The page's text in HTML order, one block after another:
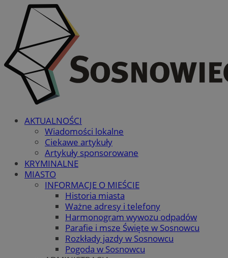
AKTUALNOŚCI
Wiadomości lokalne
Ciekawe artykuły
Artykuły sponsorowane
KRYMINALNE
MIASTO
INFORMACJE O MIEŚCIE
Historia miasta
Ważne adresy i telefony
Harmonogram wywozu odpadów
Parafie i msze Święte w Sosnowcu
Rozkłady jazdy w Sosnowcu
Pogoda w Sosnowcu